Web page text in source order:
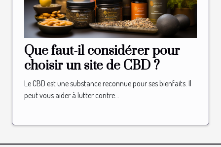
Que faut-il considérer pour
choisir un site de CBD ?
Le CBD est une substance reconnue pour ses bienfaits. Il
peut vous aider à lutter contre...